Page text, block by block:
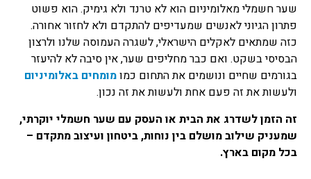
שער חשמלי מאלומיניום הוא לא טרנד ולא גימיק. הוא פשוט
פתרון הגיוני לאנשים שמעדיפים להתקדם ולא לחזור אחורה.
כזה שמתאים לאקלים הישראלי, לשגרה העמוסה שלנו ולרצון
הבסיסי בשקט. ואם כבר מחליפים שער, אין סיבה לא להיעזר
בגורמים שחיים ונושמים את התחום כמומומחים באלומיניום
ולעשות את זה פעם אחת ולעשות את זה נכון.
זה הזמן לשדרג את הבית או העסק עם שער חשמלי יוקרתי,
שמעניק שילוב מושלם בין נוחות, ביטחון ועיצוב מתקדם –
בכל מקום בארץ.